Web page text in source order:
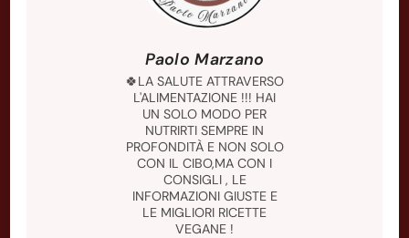
Paolo Marzano
🍀LA SALUTE ATTRAVERSO
L'ALIMENTAZIONE !!! HAI
UN SOLO MODO PER
NUTRIRTI SEMPRE IN
PROFONDITÀ E NON SOLO
CON IL CIBO,MA CON I
CONSIGLI , LE
INFORMAZIONI GIUSTE E
LE MIGLIORI RICETTE
VEGANE !